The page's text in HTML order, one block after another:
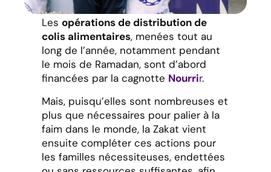
Lesopérations de distribution de
colis alimentaires, menées tout au
long de l’année, notamment pendant
le mois de Ramadan, sont d’abord
financées par la cagnotte Nourrir.
Mais, puisqu’elles sont nombreuses et
plus que nécessaires pour palier à la
faim dans le monde, la Zakat vient
ensuite compléter ces actions pour
les familles nécessiteuses, endettées